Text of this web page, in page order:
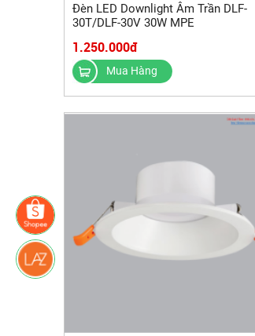
Đèn LED Downlight Âm Trần DLF-
30T/DLF-30V 30W MPE
1.250.000đ
Mua Hàng